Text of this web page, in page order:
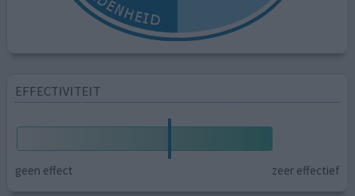
EFFECTIVITEIT
geen effect zeer effectief